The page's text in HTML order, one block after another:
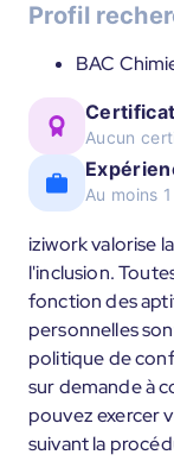
Profil
BAC
Aucun
Au moins
iziwork valorise
l'inclusion.
fonction des
personnelles
politique de
sur demande à
pouvez exercer
suivant la